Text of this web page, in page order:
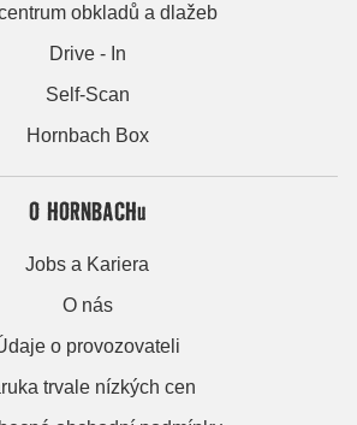
obkladů a dlažeb
Drive - In
Self-Scan
Hornbach Box
O HORNBACHu
Jobs a Kariera
O nás
o provozovateli
trvale nízkých cen